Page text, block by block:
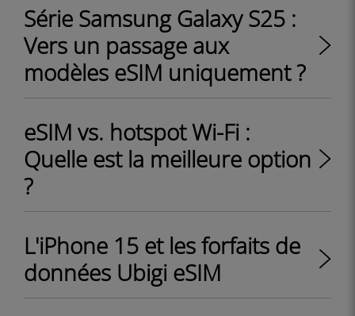
Série Samsung Galaxy S25 :
Vers un passage aux
modèles eSIM uniquement ?
eSIM vs. hotspot Wi-Fi :
Quelle est la meilleure option
?
L'iPhone 15 et les forfaits de
données Ubigi eSIM